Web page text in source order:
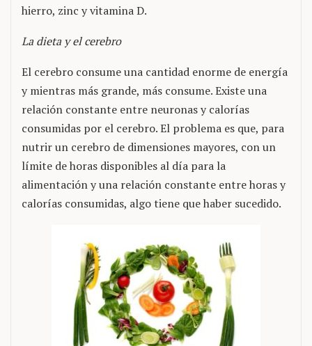
hierro, zinc y vitamina D.
La dieta y el cerebro
El cerebro consume una cantidad enorme de energía
y mientras más grande, más consume. Existe una
relación constante entre neuronas y calorías
consumidas por el cerebro. El problema es que, para
nutrir un cerebro de dimensiones mayores, con un
límite de horas disponibles al día para la
alimentación y una relación constante entre horas y
calorías consumidas, algo tiene que haber sucedido.